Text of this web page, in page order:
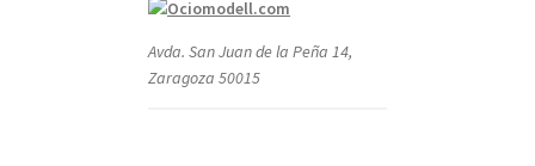
Avda. San Juan de la Peña 14,
Zaragoza 50015